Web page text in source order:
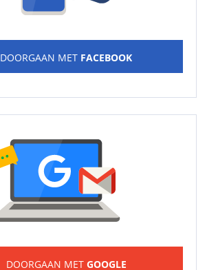
DOORGAAN MET FACEBOOK
DOORGAAN MET GOOGLE